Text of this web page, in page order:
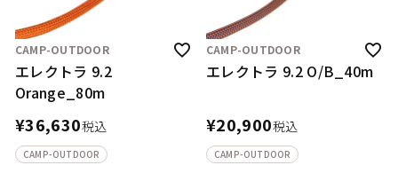
CAMP-OUTDOOR
エレクトラ 9.2
Orange_80m
¥36,630税込
CAMP-OUTDOOR
CAMP-OUTDOOR
エレクトラ 9.2 O/B_40m
¥20,900税込
CAMP-OUTDOOR